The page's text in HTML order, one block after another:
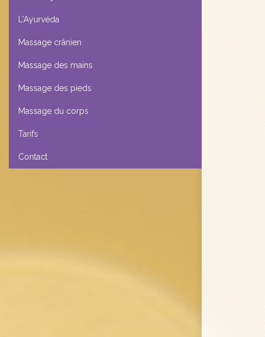
L'Ayurvéda
Massage crânien
Massage des mains
Massage des pieds
Massage du corps
Tarifs
Contact